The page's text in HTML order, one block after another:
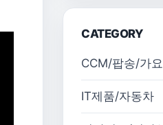
CATEGORY
CCM/팝송/가요
IT제품/자동차